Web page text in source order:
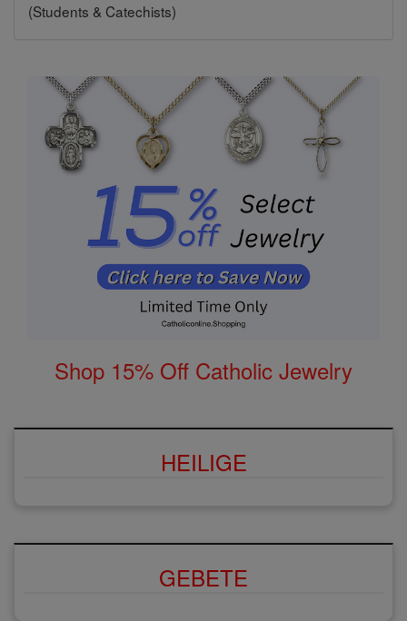
(Students & Catechists)
Shop 15% Off Catholic Jewelry
HEILIGE
GEBETE